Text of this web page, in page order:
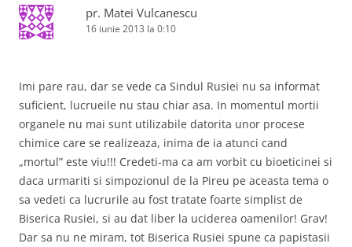
pr. Matei Vulcanescu
16 iunie 2013 la 0:10
Imi pare rau, dar se vede ca Sindul Rusiei nu sa informat
suficient, lucrueile nu stau chiar asa. In momentul mortii
organele nu mai sunt utilizabile datorita unor procese
chimice care se realizeaza, inima de ia atunci cand
„mortul” este viu!!! Credeti-ma ca am vorbit cu bioeticinei si
daca urmariti si simpozionul de la Pireu pe aceasta tema o
sa vedeti ca lucrurile au fost tratate foarte simplist de
Biserica Rusiei, si au dat liber la uciderea oamenilor! Grav!
Dar sa nu ne miram, tot Biserica Rusiei spune ca papistasii